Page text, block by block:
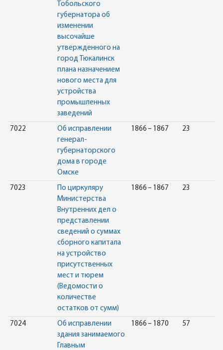
Тобольского
губернатора об
изменении
высочайше
утвержденного на
город Тюкалинск
плана назначением
нового места для
устройства
промышленных
заведений
7022
Об исправлении
генерал-
губернаторского
дома в городе
Омске
1866 – 1867 23
7023
По циркуляру
Министерства
Внутренних дел о
представлении
сведений о суммах
сборного капитала
на устройство
присутственных
мест и тюрем
(Ведомости о
количестве
остатков от сумм)
1866 – 1867 23
7024
Об исправлении
здания занимаемого
Главным
1866 – 1870 57